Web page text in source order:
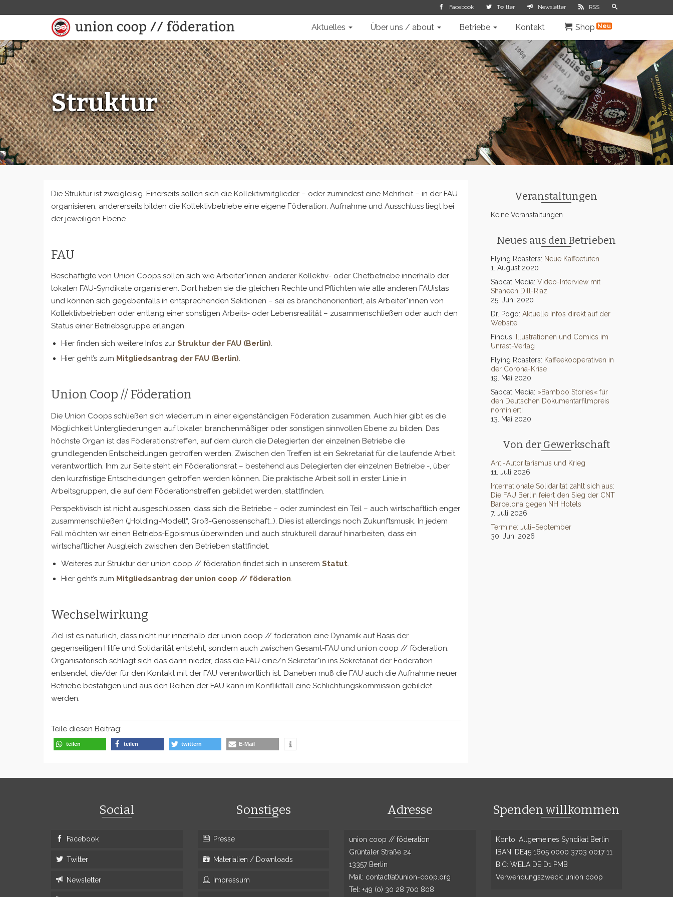
Facebook Twitter Newsletter RSS
Aktuelles Über uns / about Betriebe Kontakt Shop
Struktur
Die Struktur ist zweigleisig. Einerseits sollen sich die Kollektivmitglieder – oder zumindest eine Mehrheit – in der FAU
organisieren, andererseits bilden die Kollektivbetriebe eine eigene Föderation. Aufnahme und Ausschluss liegt bei
der jewei­ligen Ebene.
FAU
Beschäftigte von Union Coops sollen sich wie Arbeiter*innen anderer Kollektiv- oder Chefbetriebe innerhalb der
lokalen FAU-Syndikate organisieren. Dort haben sie die gleichen Rechte und Pflichten wie alle anderen FAUistas
und können sich gegebenfalls in entsprechenden Sektionen – sei es branchenorientiert, als Arbeiter*innen von
Kollektivbetrieben oder entlang einer sonstigen Arbeits- oder Lebensrealität – zusammenschließen oder auch den
Status einer Betriebsgruppe erlangen.
Hier finden sich weitere Infos zur Struktur der FAU (Berlin).
Hier geht’s zum Mitgliedsantrag der FAU (Berlin).
Union Coop // Föderation
Die Union Coops schließen sich wiederrum in einer eigenständigen Föderation zusammen. Auch hier gibt es die
Möglichkeit Untergliederungen auf lokaler, branchenmäßiger oder sonstigen sinnvollen Ebene zu bilden. Das
höchste Organ ist das Föderationstreffen, auf dem durch die Delegierten der einzelnen Betriebe die
grundlegenden Entscheidungen getroffen werden. Zwischen den Treffen ist ein Sekretariat für die laufende Arbeit
verantwortlich. Ihm zur Seite steht ein Föderationsrat – bestehend aus Delegierten der einzelnen Betriebe -, über
den kurzfristige Entscheidungen getroffen werden können. Die praktische Arbeit soll in erster Linie in
Arbeitsgruppen, die auf dem Föderationstreffen gebildet werden, stattfinden.
Perspektivisch ist nicht ausgeschlossen, dass sich die Betriebe – oder zumindest ein Teil – auch wirtschaftlich enger
zusammenschließen („Holding-Modell“, Groß-Genossenschaft…). Dies ist allerdings noch Zukunftsmusik. In jedem
Fall möchten wir einen Betriebs-Egoismus überwinden und auch strukturell darauf hinarbeiten, dass ein
wirtschaftlicher Ausgleich zwischen den Betrieben stattfindet.
Weiteres zur Struktur der union coop // föderation findet sich in unserem Statut.
Hier geht’s zum Mitgliedsantrag der union coop // föderation.
Wechselwirkung
Ziel ist es natürlich, dass nicht nur innerhalb der union coop // föderation eine Dynamik auf Basis der
gegenseitigen Hilfe und Solidarität entsteht, sondern auch zwischen Gesamt-FAU und union coop // föderation.
Organisatorisch schlägt sich das darin nieder, dass die FAU eine/n Sekretär*in ins Sekretariat der Föderation
entsendet, die/der für den Kontakt mit der FAU verantwortlich ist. Daneben muß die FAU auch die Aufnahme neuer
Betriebe bestätigen und aus den Reihen der FAU kann im Konfliktfall eine Schlichtungskommission gebildet
werden.
Teile diesen Beitrag:
teilen teilen twittern E-Mail
Veranstaltungen
Keine Veranstaltungen
Neues aus den Betrieben
Flying Roasters: Neue Kaffeetüten
1. August 2020
Sabcat Media: Video-Interview mit
Shaheen Dill-Riaz
25. Juni 2020
Dr. Pogo: Aktuelle Infos direkt auf der
Website
Findus:
Illustrationen und Comics im
Unrast-Verlag
Flying Roasters: Kaffeekooperativen in
der Corona-Krise
19. Mai 2020
Sabcat Media: »Bamboo Stories« für
den Deutschen Dokumentarfilmpreis
nominiert!
13. Mai 2020
Von der Gewerkschaft
Anti-Autoritarismus und Krieg
11. Juli 2026
Internationale Solidarität zahlt sich aus:
Die FAU Berlin feiert den Sieg der CNT
Barcelona gegen NH Hotels
7. Juli 2026
Termine: Juli–September
30. Juni 2026
Social
Facebook
Twitter
Newsletter
Sonstiges
Presse
Materialien / Downloads
Impressum
Adresse
union coop // föderation
Grüntaler Straße 24
13357 Berlin
Mail: contact(at)union-coop.org
Tel: +49 (0) 30 28 700 808
Spenden willkommen
Konto: Allgemeines Syndikat Berlin
IBAN: DE45 1605 0000 3703 0017 11
BIC: WELA DE D1 PMB
Verwendungszweck: union coop